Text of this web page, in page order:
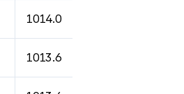
1014.0
1013.6